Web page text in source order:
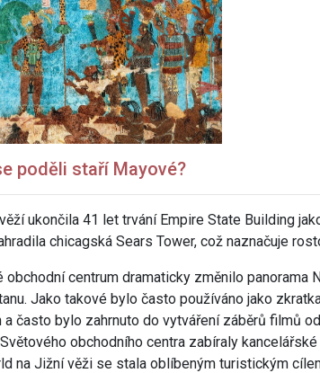
poděli staří Mayové?
ukončila 41 let trvání Empire State Building
chicagská Sears Tower, což naznačuje
obchodní centrum dramaticky změnilo panorama
Jako takové bylo často používáno jako
a často bylo zahrnuto do vytváření záběrů filmů
obchodního centra zabíraly
na Jižní věži se stala oblíbeným turistickým